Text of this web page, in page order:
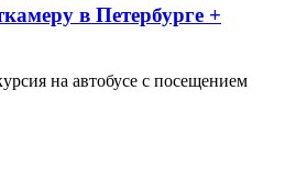
в Петербурге +
на автобусе с посещением